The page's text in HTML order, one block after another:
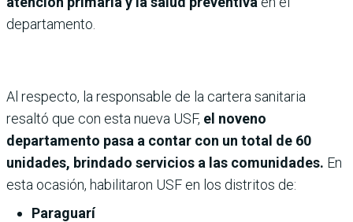
departamento.
Al respecto, la responsable de la cartera sanitaria
resaltó que con esta nueva USF, el noveno
departamento pasa a contar con un total de 60
unidades, brindado servicios a las comunidades. En
esta ocasión, habilitaron USF en los distritos de:
Paraguarí